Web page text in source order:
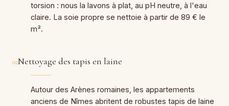
torsion : nous la lavons à plat, au pH neutre, à l'eau
claire. La soie propre se nettoie à partir de 89 € le
m².
02Nettoyage des tapis en laine
Autour des Arènes romaines, les appartements
anciens de Nîmes abritent de robustes tapis de laine